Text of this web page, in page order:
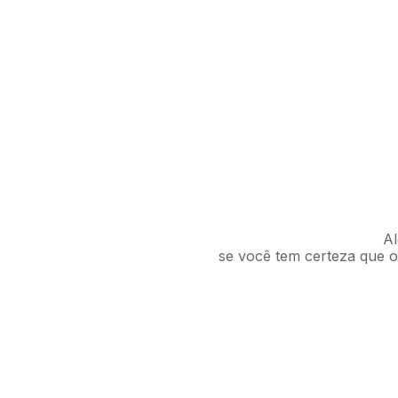
se você tem certeza que